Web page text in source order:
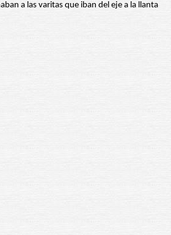
a las varitas que iban del eje a la llanta